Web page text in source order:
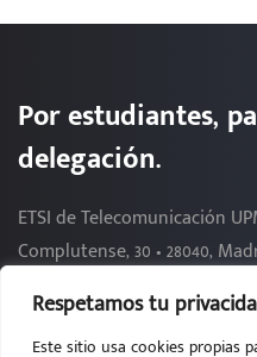
Respetamos tu
Este sitio usa cookies propias
Por estudiantes,
delegación.
ETSI de Telecomunicación
Complutense, 30 • 28040,
2026 - DELEGACIÓN DE